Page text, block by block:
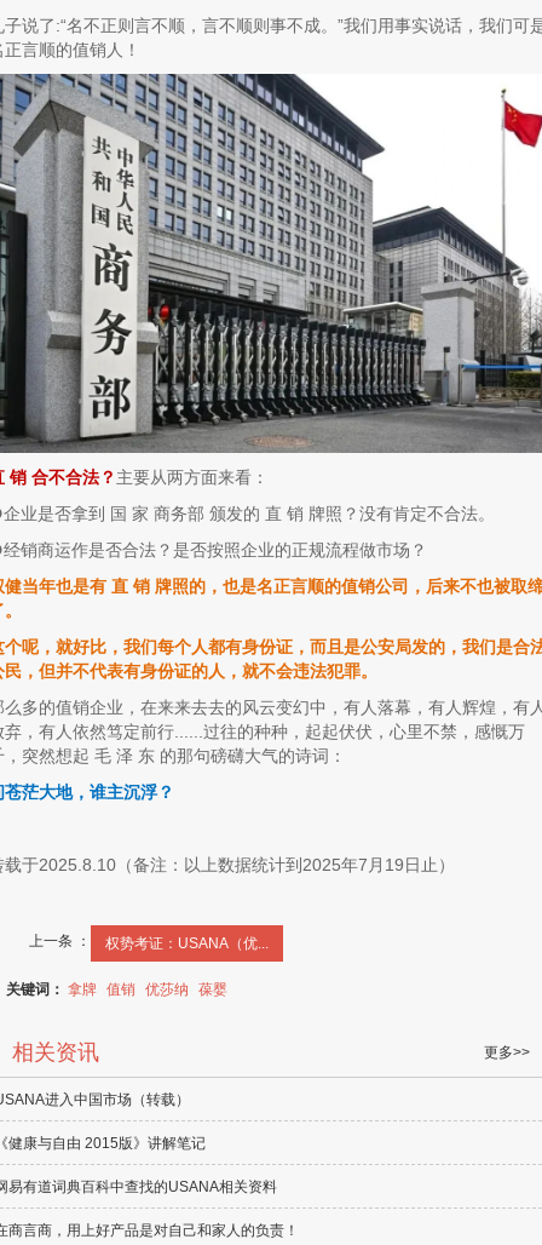
子说了:“名不正则言不顺，言不顺则事不成。”我们用事实说话，我们可
正言顺的值销人！
销 合不合法？ 主要从两方面来看：
业是否拿到 国 家 商务部 颁发的 直 销 牌照？没有肯定不合法。
销商运作是否合法？是否按照企业的正规流程做市场？
健当年也是有 直 销 牌照的，也是名正言顺的值销公司，后来不也被取
个呢，就好比，我们每个人都有身份证，而且是公安局发的，我们是合
民，但并不代表有身份证的人，就不会违法犯罪。
么多的值销企业，在来来去去的风云变幻中，有人落幕，有人辉煌，有
弃，有人依然笃定前行......过往的种种，起起伏伏，心里不禁，感慨万
，突然想起 毛 泽 东 的那句磅礴大气的诗词：
苍茫大地，谁主沉浮？
载于2025.8.10（备注：以上数据统计到2025年7月19日止）
上一条 ： 权势考证：USANA（优...
关键词： 拿牌 值销 优莎纳 葆婴
相关资讯 更多>>
进入中国市场（转载）
健康与自由 2015版》讲解笔记
易有道词典百科中查找的USANA相关资料
商言商，用上好产品是对自己和家人的负责！